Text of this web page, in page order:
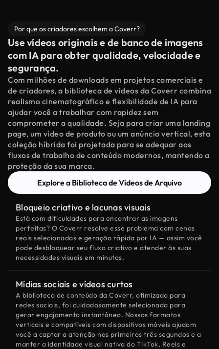
Por que os criadores escolhem a Coverr?
Use vídeos originais e de banco de imagens
com IA para obter qualidade, velocidade e
segurança.
Com milhões de downloads em projetos comerciais e
de criadores, a biblioteca de vídeos da Coverr combina
realismo cinematográfico e flexibilidade de IA para
ajudar você a trabalhar com rapidez sem
comprometer a qualidade. Seja para criar uma landing
page, um vídeo de produto ou um anúncio vertical, esta
coleção híbrida foi projetada para se adequar aos
fluxos de trabalho de conteúdo modernos, mantendo a
proteção da sua marca.
Explore a Biblioteca de Vídeos de Arquivo
Bloqueio criativo e lacunas visuais
Está com dificuldades para encontrar as imagens
perfeitas? O Coverr resolve esse problema com cenas
reais selecionadas e geração rápida por IA — assim você
pode desbloquear seu fluxo criativo e atender às suas
necessidades visuais em minutos.
Mídias sociais e vídeos curtos
A biblioteca de conteúdo da Coverr, otimizada para
redes sociais, foi cuidadosamente selecionada para
gerar engajamento instantâneo. Nossos formatos
verticais e compatíveis com dispositivos móveis ajudam
você a captar a atenção nos primeiros três segundos e a
manter a identidade visual nativa do TikTok, Reels e